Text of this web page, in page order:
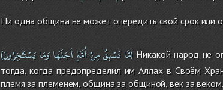
Ни одна община не может опередить свой срок или
( مَّاتَسْبِقُمِنْأُمَّةٍأَجَلَهَاوَمَايَسْتَـْخِرُونَ )Никакой народ не
тогда, когда предопределил им Аллах в Своём
племя за племенем, община за общиной, век за